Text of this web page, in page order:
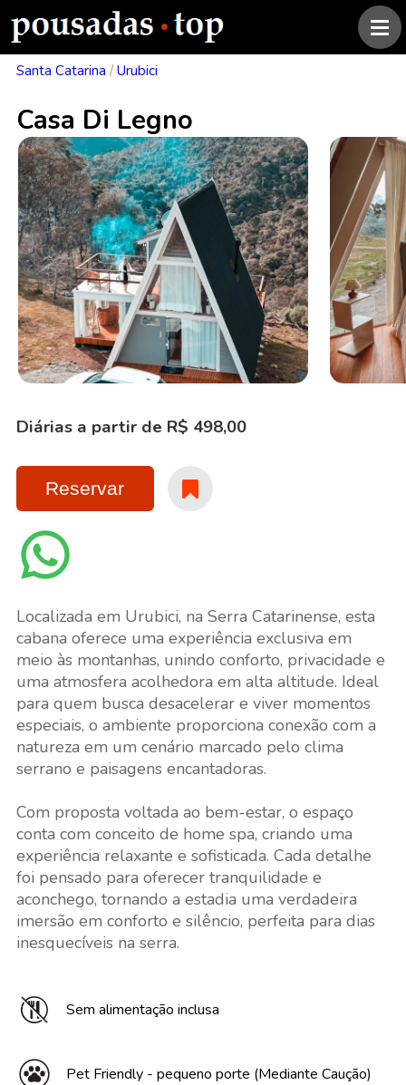
Santa Catarina / Urubici
Casa Di Legno
Diárias a partir de R$ 498,00
Reservar
Localizada em Urubici, na Serra Catarinense, esta
cabana oferece uma experiência exclusiva em
meio às montanhas, unindo conforto, privacidade e
uma atmosfera acolhedora em alta altitude. Ideal
para quem busca desacelerar e viver momentos
especiais, o ambiente proporciona conexão com a
natureza em um cenário marcado pelo clima
serrano e paisagens encantadoras.
Com proposta voltada ao bem-estar, o espaço
conta com conceito de home spa, criando uma
experiência relaxante e sofisticada. Cada detalhe
foi pensado para oferecer tranquilidade e
aconchego, tornando a estadia uma verdadeira
imersão em conforto e silêncio, perfeita para dias
inesquecíveis na serra.
Sem alimentação inclusa
Pet Friendly - pequeno porte (Mediante Caução)